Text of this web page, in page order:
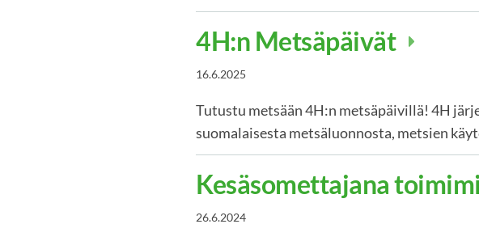
4H:n Metsäpäivät
16.6.2025
Tutustu metsään 4H:n metsäpäivillä! 4H
suomalaisesta metsäluonnosta, metsien
Kesäsomettajana
26.6.2024